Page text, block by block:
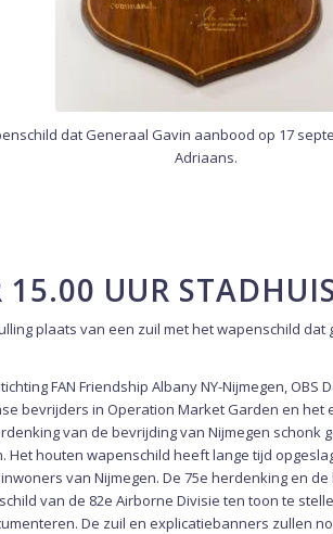
dat Generaal Gavin aanbood op 17
Adriaans.
15.00 UUR
plaats van een zuil met het wapenschild dat
FAN Friendship Albany NY-Nijmegen,
bevrijders in Operation Market Garden en
van de bevrijding van Nijmegen schonk
Het houten wapenschild heeft lange tijd
van Nijmegen. De 75e herdenking en
van de 82e Airborne Divisie ten toon te
De zuil en explicatiebanners zullen